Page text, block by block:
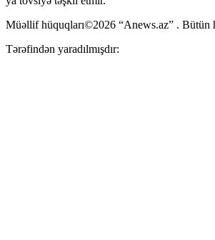
Müəllif hüquqları©2026 “Anews.az” . Bütün
Tərəfindən yaradılmışdır: